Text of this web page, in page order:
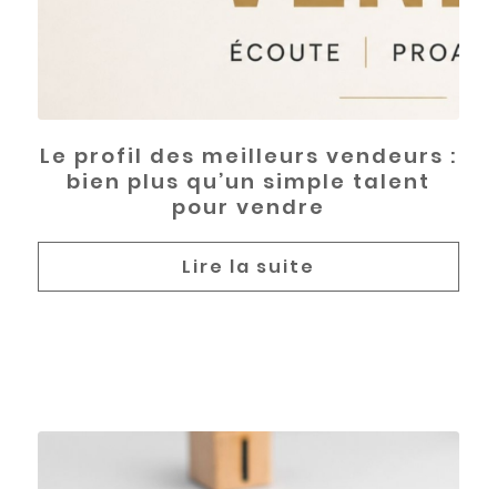
Le profil des meilleurs vendeurs :
bien plus qu’un simple talent
pour vendre